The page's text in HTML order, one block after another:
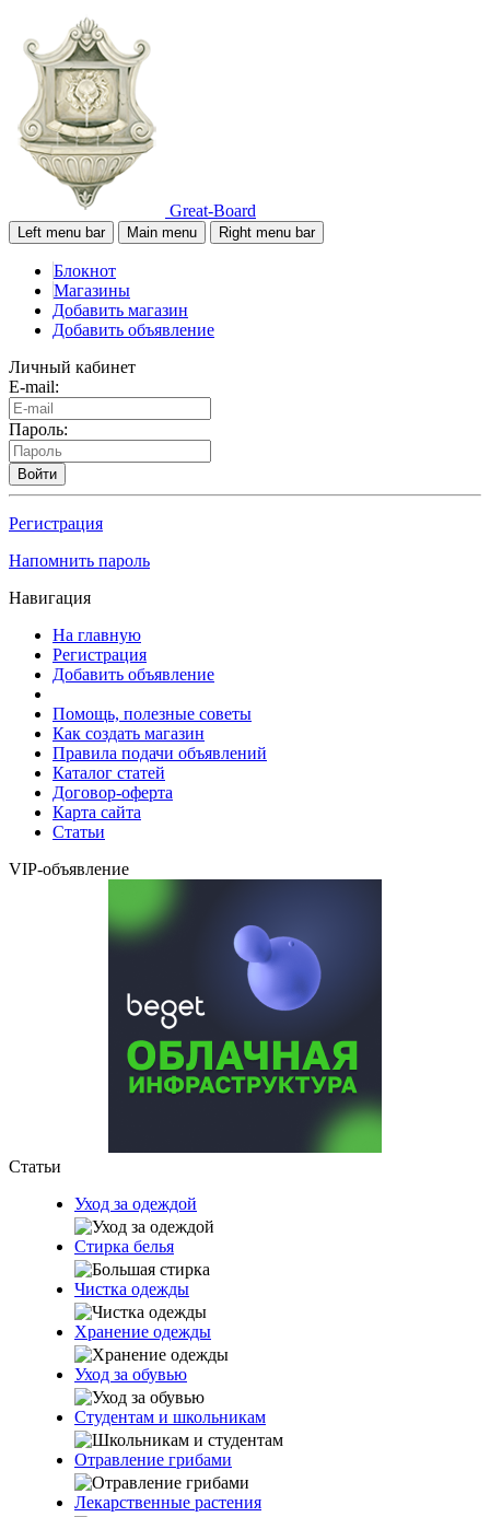
Great-Board
Left menu bar Main menu Right menu bar
Блокнот
Магазины
Добавить магазин
Добавить объявление
Личный кабинет
E-mail:
Пароль:
Войти
Регистрация
Напомнить пароль
Навигация
На главную
Регистрация
Добавить объявление
Помощь, полезные советы
Как создать магазин
Правила подачи объявлений
Каталог статей
Договор-оферта
Карта сайта
Статьи
VIP-объявление
Статьи
Уход за одеждой
Стирка белья
Чистка одежды
Хранение одежды
Уход за обувью
Студентам и школьникам
Отравление грибами
Лекарственные растения